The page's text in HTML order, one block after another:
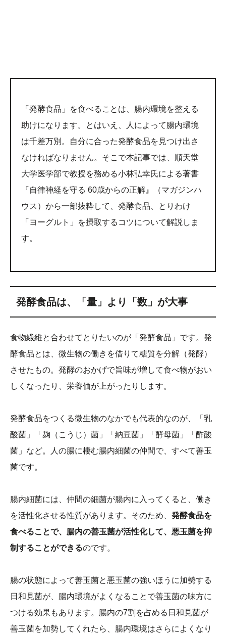
「発酵食品」を食べることは、腸内環境を整える
助けになります。とはいえ、人によって腸内環境
は千差万別。自分に合った発酵食品を見つけ出さ
なければなりません。そこで本記事では、順天堂
大学医学部で教授を務める小林弘幸氏による著書
『自律神経を守る 60歳からの正解』（マガジンハ
ウス）から一部抜粋して、発酵食品、とりわけ
「ヨーグルト」を摂取するコツについて解説しま
す。
発酵食品は、「量」より「数」が大事
食物繊維と合わせてとりたいのが「発酵食品」です。発
酵食品とは、微生物の働きを借りて糖質を分解（発酵）
させたもの。発酵のおかげで旨味が増して食べ物がおい
しくなったり、栄養価が上がったりします。
発酵食品をつくる微生物のなかでも代表的なのが、「乳
酸菌」「麹（こうじ）菌」「納豆菌」「酵母菌」「酢酸
菌」など。人の腸に棲む腸内細菌の仲間で、すべて善玉
菌です。
腸内細菌には、仲間の細菌が腸内に入ってくると、働き
を活性化させる性質があります。そのため、 発酵食品を
食べることで、腸内の善玉菌が活性化して、悪玉菌を抑
制することができるのです。
腸の状態によって善玉菌と悪玉菌の強いほうに加勢する
日和見菌が、腸内環境がよくなることで善玉菌の味方に
つける効果もあります。腸内の7割を占める日和見菌が
善玉菌を加勢してくれたら、腸内環境はさらによくなり